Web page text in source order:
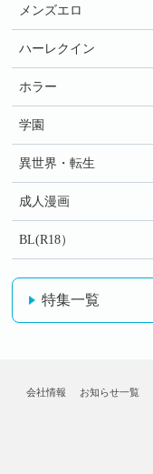
メンズエロ
ハーレクイン
ホラー
学園
異世界・転生
成人漫画
BL(R18）
特集一覧
会社情報 お知らせ一覧